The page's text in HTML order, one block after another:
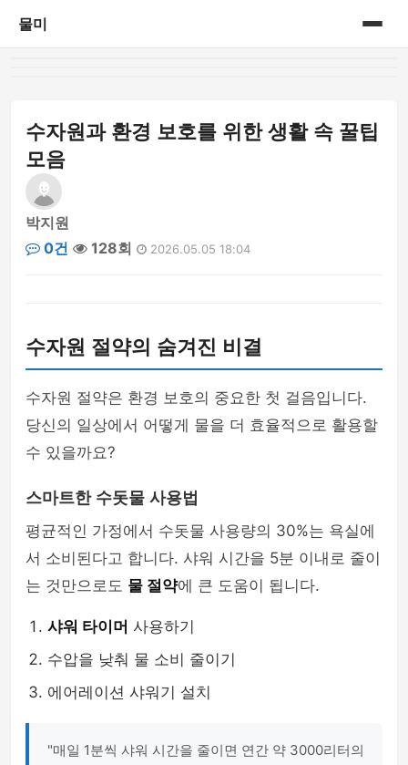
물미
수자원과 환경 보호를 위한 생활 속 꿀팁
모음
박지원
0건
128회 2026.05.05 18:04
수자원 절약의 숨겨진 비결
수자원 절약은 환경 보호의 중요한 첫 걸음입니다.
당신의 일상에서 어떻게 물을 더 효율적으로 활용할
수 있을까요?
스마트한 수돗물 사용법
평균적인 가정에서 수돗물 사용량의 30%는 욕실에
서 소비된다고 합니다. 샤워 시간을 5분 이내로 줄이
는 것만으로도 물 절약에 큰 도움이 됩니다.
샤워 타이머 사용하기
수압을 낮춰 물 소비 줄이기
에어레이션 샤워기 설치
"매일 1분씩 샤워 시간을 줄이면 연간 약 3000리터의